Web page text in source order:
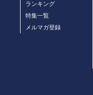
ランキング
特集一覧
メルマガ登録